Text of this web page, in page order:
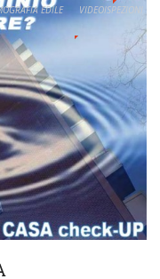
EDILE VIDEOISPEZIONI